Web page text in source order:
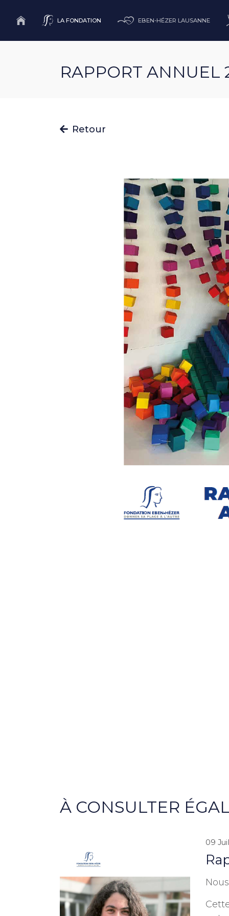
LA FONDATION EBEN-HÉZER LAUSANNE
RAPPORT ANNUEL
Retour
À CONSULTER
09